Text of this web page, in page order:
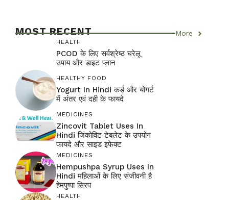
MOST RECENT More
HEALTH
PCOD के लिए सर्वश्रेष्ठ घरेलू
उपाय और डाइट प्लान
HEALTHY FOOD
Yogurt In Hindi कर्ड और योगर्ट
में अंतर एवं दही के फायदे
MEDICINES
Zincovit Tablet Uses In
Hindi जिंकोविट टेबलेट के उपयोग
फायदे और साइड इफेक्ट
MEDICINES
Hempushpa Syrup Uses In
Hindi महिलाओं के लिए संजीवनी है
हेमपुष्पा सिरप
HEALTH